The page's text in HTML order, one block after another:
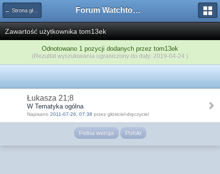
← Strona główna Forum Watchtower
Zawartość użytkownika tom13ek
Odnotowano 1 pozycji dodanych przez tom13ek
(Rezultat wyszukiwania ograniczony do daty: 2019-04-24 )
Łukasza 21;8
W Tematyka ogólna
Napisano 2011-07-26, 07:38 przez głosiciel-dręczyciel
Pełna wersja Polski